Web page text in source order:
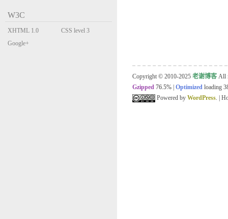
W3C
XHTML 1.0
Transitional
CSS level 3
Google+
Copyright © 2010-2025 老谢博客 All
Gzipped 76.5% Optimized loading
Powered by WordPress. |